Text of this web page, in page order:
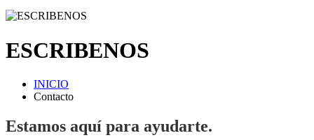
ESCRIBENOS
INICIO
Contacto
Estamos aquí para ayudarte.